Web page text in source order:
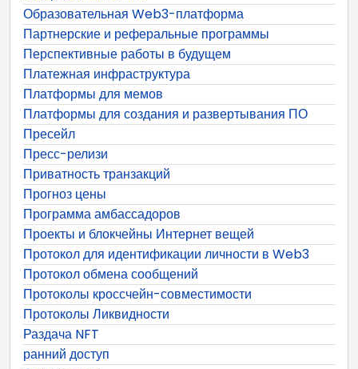
Образовательная Web3-платформа
Партнерские и реферальные программы
Перспективные работы в будущем
Платежная инфраструктура
Платформы для мемов
Платформы для создания и развертывания ПО
Пресейл
Пресс-релизи
Приватность транзакций
Прогноз цены
Программа амбассадоров
Проекты и блокчейны Интернет вещей
Протокол для идентификации личности в Web3
Протокол обмена сообщений
Протоколы кроссчейн-совместимости
Протоколы Ликвидности
Раздача NFT
ранний доступ